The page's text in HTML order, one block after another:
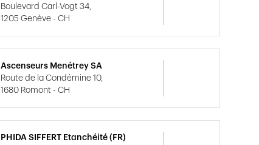
Boulevard Carl-Vogt 34,
1205 Genève - CH
Ascenseurs Menétrey SA
Route de la Condémine 10,
1680 Romont - CH
PHIDA SIFFERT Etanchéité (FR)